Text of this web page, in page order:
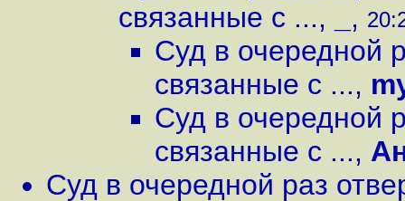
связанные с ..., ,
Суд в очередной
связанные с ...,
Суд в очередной
связанные с ...,
Суд в очередной раз